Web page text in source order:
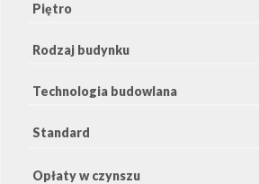
Piętro
Rodzaj budynku
Technologia budowlana
Standard
Opłaty w czynszu